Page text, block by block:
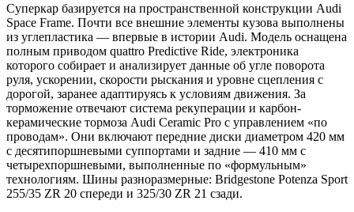
Суперкар базируется на пространственной конструкции Audi
Space Frame. Почти все внешние элементы кузова выполнены
из углепластика — впервые в истории Audi. Модель оснащена
полным приводом quattro Predictive Ride, электроника
которого собирает и анализирует данные об угле поворота
руля, ускорении, скорости рыскания и уровне сцепления с
дорогой, заранее адаптируясь к условиям движения. За
торможение отвечают система рекуперации и карбон-
керамические тормоза Audi Ceramic Pro с управлением «по
проводам». Они включают передние диски диаметром 420 мм
с десятипоршневыми суппортами и задние — 410 мм с
четырехпоршневыми, выполненные по «формульным»
технологиям. Шины разноразмерные: Bridgestone Potenza Sport
255/35 ZR 20 спереди и 325/30 ZR 21 сзади.